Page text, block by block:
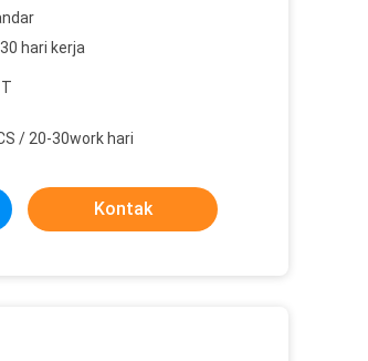
hari kerja
/ 20-30work hari
Kontak